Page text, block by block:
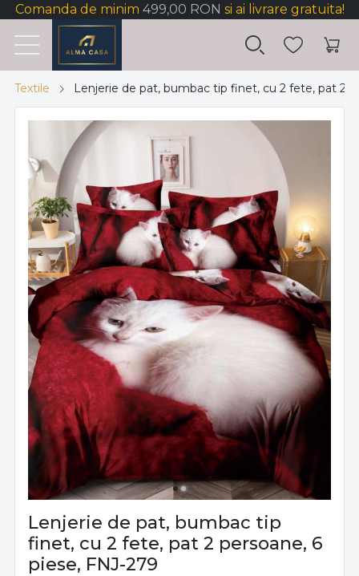
Comanda de minim 499,00 RON si ai livrare gratuita!
Textile Lenjerie de pat, bumbac tip finet, cu 2 fete, pat 2
Lenjerie de pat, bumbac tip
finet, cu 2 fete, pat 2 persoane, 6
piese, FNJ-279